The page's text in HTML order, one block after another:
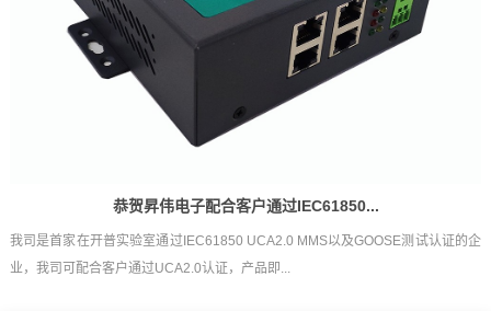
恭贺昇伟电子配合客户通过IEC61850...
我司是首家在开普实验室通过IEC61850 UCA2.0 MMS以及GOOSE测试认证的企
业，我司可配合客户通过UCA2.0认证，产品即...